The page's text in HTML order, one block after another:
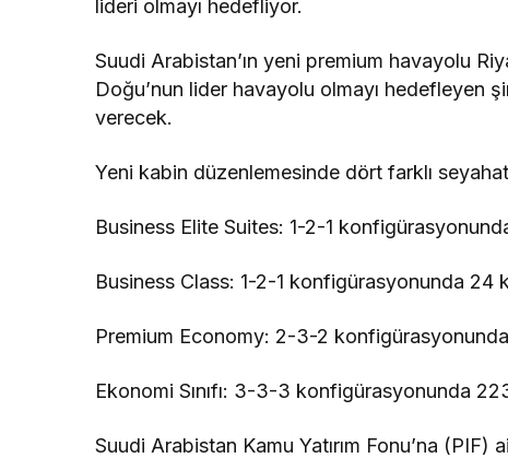
lideri olmayı hedefliyor.
Suudi Arabistan’ın yeni premium havayolu
Doğu’nun lider havayolu olmayı hedefleyen
verecek.
Yeni kabin düzenlemesinde dört farklı seyahat
Business Elite Suites: 1-2-1
Business Class: 1-2-1 konfigürasyonunda 24
Premium Economy: 2-3-2
Ekonomi Sınıfı: 3-3-3 konfigürasyonunda
Suudi Arabistan Kamu Yatırım Fonu’na